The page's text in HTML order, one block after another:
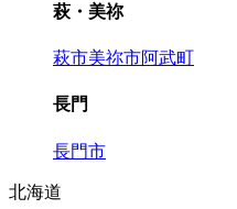
萩・美祢
萩市美祢市阿武町
長門
長門市
北海道